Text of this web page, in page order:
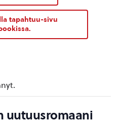
tapahtuu-sivu
uutuusromaani